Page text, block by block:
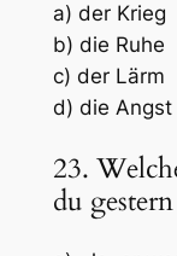
a) der Krieg
b) die Ruhe
c) der Lärm
d) die Angst
23.
du